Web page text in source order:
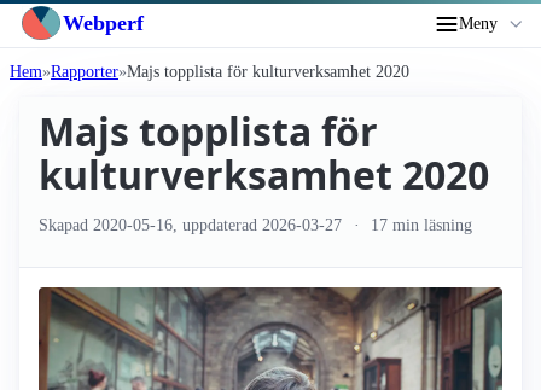
Webperf Meny
Hem Rapporter Majs topplista för kultur­verksamhet 2020
Majs topplista för
kultur­verksamhet 2020
Skapad 2020-05-16 , uppdaterad 2026-03-27 17 min läsning